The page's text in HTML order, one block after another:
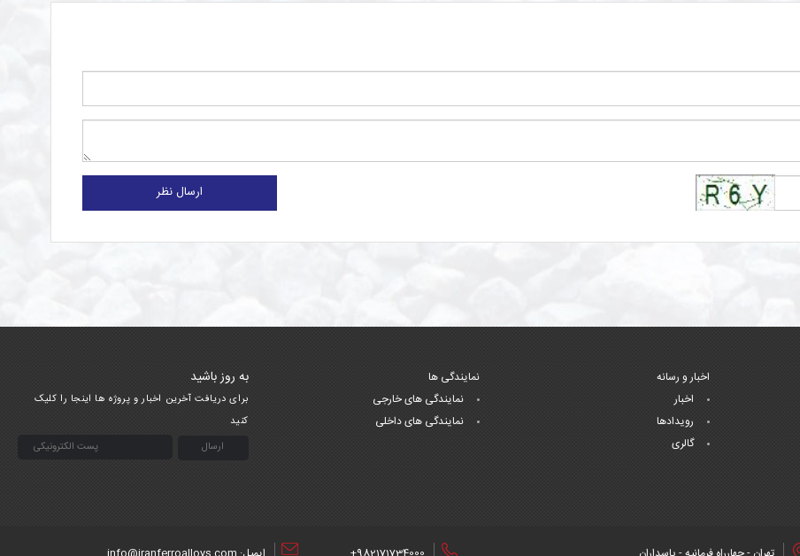
ارسال نظر
اخبار و رسانه
اخبار
رویدادها
گالری
نمایندگی ها
نمایندگی های خارجی
نمایندگی های داخلی
به روز باشید
برای دریافت آخرین اخبار و پروژه ها اینجا را کلیک
کنید